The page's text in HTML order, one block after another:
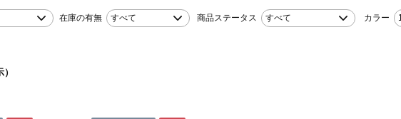
在庫の有無 すべて 商品ステータス すべて カラー